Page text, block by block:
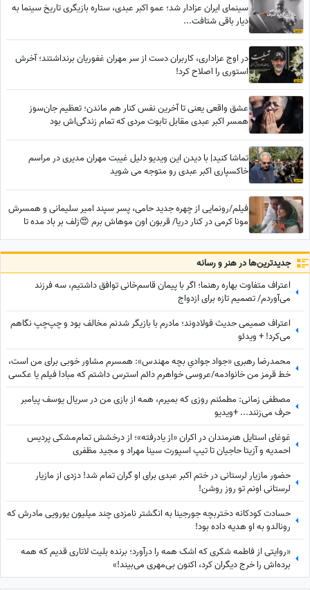
سینمای ایران عزادار شد؛ عمو اکبر عبدی، ستاره بازیگری تاریخ سینما به
دیار باقی شتافت...
در اوج عزاداری، کاربران دست از سر مهران غفوریان برنداشتند؛ آخرش
استوری را اصلاح کرد!
عشق واقعی یعنی تا آخرین نفس کنار هم ماندن؛ تعظیم جان‌سوز
همسر اکبر عبدی مقابل تابوت مردی که تمام زندگی‌اش بود
تماشا کنید| با دیدن این ویدیو دلیل غیبت مهران مدیری در مراسم
خاکسپاری اکبر عبدی رو متوجه می شوید
فیلم/رونمایی از چهره جدید حامی، پسر سپند امیر سلیمانی و همسرش
مونا کرمی در کنار دریا/ قربون اون موهاش برم 😍زلف بر باد مده تا
جدید‌ترین‌ها در هنر و رسانه
اعتراف متفاوت بهاره رهنما؛ اگر با پیمان قاسم‌خانی توافق داشتیم، سه فرزند
می‌آوردم/ تصمیم تازه برای ازدواج
اعتراف صمیمی حدیث فولادوند؛ مادرم با بازیگر شدنم مخالف بود و چپ‌چپ نگاهم
می‌کرد! + ویدئو
محمدرضا رهبری «جواد جوادیِ بچه مهندس»: همسرم مشاور خوبی برای من است،
خط قرمز من خانوادمه/عروسی خواهرم دائم استرس داشتم که مبادا فیلم یا عکسی
از من گرفته شود و بعدا برای من دردسر ایجاد کند!
مصطفی زمانی: مطمئنم روزی که بمیرم، همه از بازی من در سریال یوسف پیامبر
حرف می‌زنند... +ویدیو
غوغای استایل هنرمندان در اکران «از یادرفته»؛ از درخشش تمام‌مشکی پردیس
احمدیه و آزیتا حاجیان تا تیپ اسپورت سینا مهراد و مجید مظفری
حضور مازیار لرستانی در ختم اکبر عبدی برای او گران تمام شد! دزدی از مازیار
لرستانی اونم تو روز روشن!
حسادت کودکانه دختربچه جورجینا به انگشتر نامزدی چند میلیون یورویی مادرش که
رونالدو به او هدیه داده بود!
«روایتی از فاطمه شکری که اشک همه را درآورد؛ برنده بلیت لاتاری قدیم که همه
برده‌اش را خرج دیگران کرد، اکنون بی‌مهری می‌بیند!»